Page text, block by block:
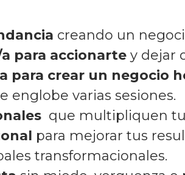
creando un
para accionarte y dejar
para crear un negocio
englobe varias sesiones.
que multipliquen
para mejorar tus
transformacionales.